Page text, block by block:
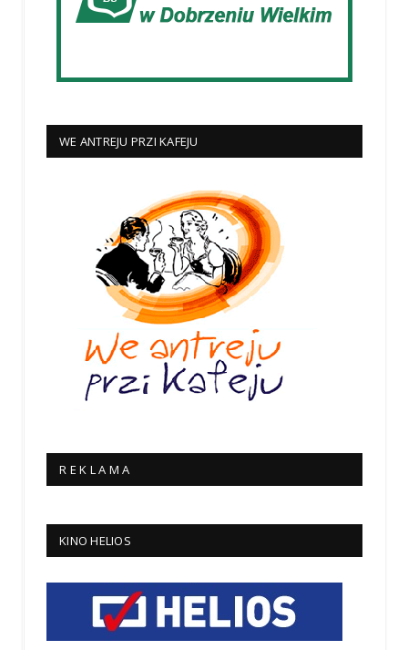
WE ANTREJU PRZI KAFEJU
R E K L A M A
KINO HELIOS